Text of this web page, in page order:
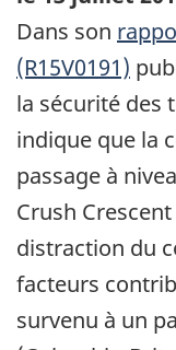
Dans son
(R15V0191)
la sécurité des
indique que la
passage à
Crush
distraction du
facteurs
survenu à un